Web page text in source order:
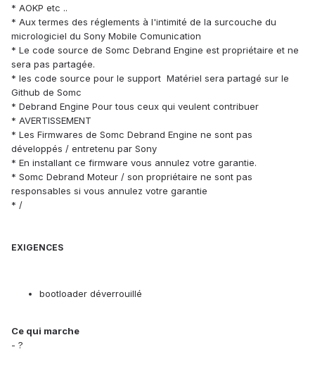
* AOKP etc ..
* Aux termes des réglements à l'intimité de la surcouche du
micrologiciel du Sony Mobile Comunication
* Le code source de Somc Debrand Engine est propriétaire et ne
sera pas partagée.
* les code source pour le support Matériel sera partagé sur le
Github de Somc
* Debrand Engine Pour tous ceux qui veulent contribuer
* AVERTISSEMENT
* Les Firmwares de Somc Debrand Engine ne sont pas
développés / entretenu par Sony
* En installant ce firmware vous annulez votre garantie.
* Somc Debrand Moteur / son propriétaire ne sont pas
responsables si vous annulez votre garantie
* /
EXIGENCES
bootloader déverrouillé
Ce qui marche
- ?